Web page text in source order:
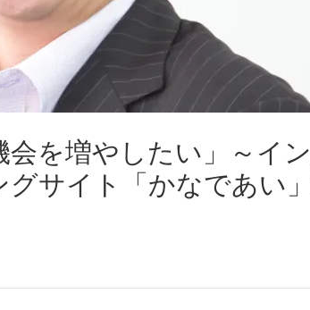
会を増やしたい」～イ
サイト「かなであい